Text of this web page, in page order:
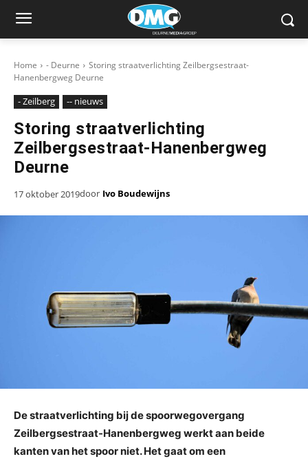
Home - Deurne
Storing straatverlichting Zeilbergsestraat-
Hanenbergweg Deurne
- Zeilberg -- nieuws
Storing straatverlichting
Zeilbergsestraat-Hanenbergweg
Deurne
17 oktober 2019door Ivo Boudewijns
De straatverlichting bij de spoorwegovergang
Zeilbergsestraat-Hanenbergweg werkt aan beide
kanten van het spoor niet. Het gaat om een